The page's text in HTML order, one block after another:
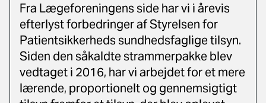
Fra Lægeforeningens side har vi i årevis
efterlyst forbedringer af Styrelsen for
Patientsikkerheds sundhedsfaglige tilsyn.
Siden den såkaldte strammerpakke blev
vedtaget i 2016, har vi arbejdet for et mere
lærende, proportionelt og gennemsigtigt